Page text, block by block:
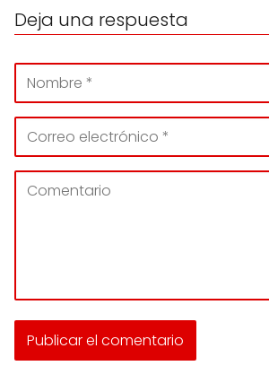
Deja una respuesta